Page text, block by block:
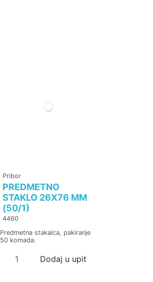
Pribor
PREDMETNO
STAKLO 26X76 MM
(50/1)
4460
Predmetna stakalca, pakiranje
50 komada.
Dodaj u upit